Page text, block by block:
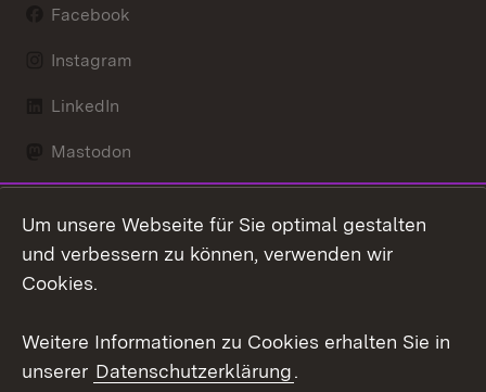
Facebook
Instagram
LinkedIn
Mastodon
X / Twitter
Youtube
Kontakt
Datenschutz
Um unsere Webseite für Sie optimal gestalten
und verbessern zu können, verwenden wir
Cookies.
Weitere Informationen zu Cookies erhalten Sie in
unserer Datenschutzerklärung.